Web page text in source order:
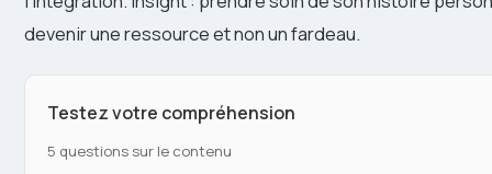
devenir une ressource et non un fardeau.
Testez votre compréhension
5 questions sur le contenu